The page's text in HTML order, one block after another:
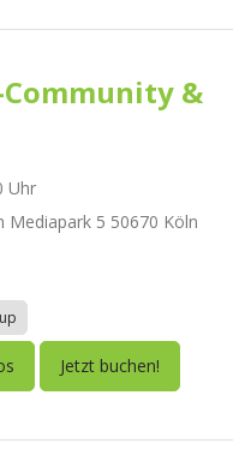
&
Uhr
Mediapark 5 50670 Köln
Jetzt buchen!